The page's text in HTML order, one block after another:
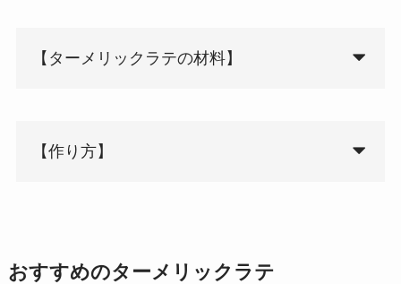
【ターメリックラテの材料】
【作り方】
おすすめのターメリックラテ